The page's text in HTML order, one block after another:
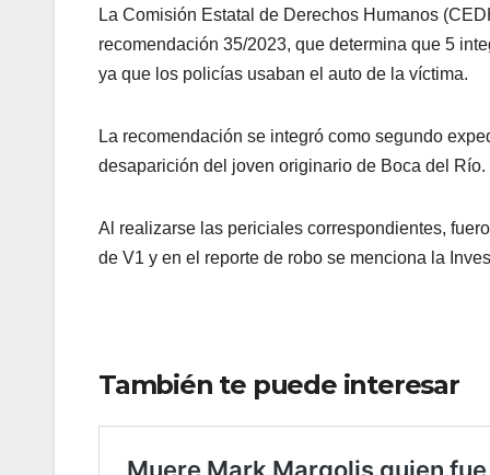
La Comisión Estatal de Derechos Humanos
recomendación 35/2023, que determina que 5
ya que los policías usaban el auto de la víctima.
La recomendación se integró como segundo
desaparición del joven originario de Boca del Río.
Al realizarse las periciales correspondientes,
de V1 y en el reporte de robo se menciona la
También te puede interesar